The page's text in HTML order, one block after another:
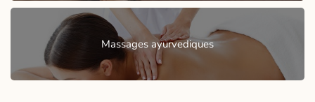
Massages ayurvediques